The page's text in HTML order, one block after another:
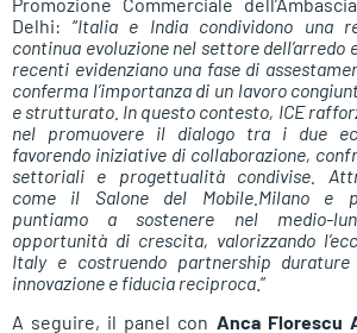
Delhi: “Italia e India condividono una
continua evoluzione nel settore dell’arredo
recenti evidenziano una fase di
conferma l’importanza di un lavoro
e strutturato. In questo contesto, ICE
nel promuovere il dialogo tra i due
favorendo iniziative di collaborazione,
settoriali e progettualità condivise.
come il Salone del Mobile.Milano e
puntiamo a sostenere nel medio-
opportunità di crescita, valorizzando
Italy e costruendo partnership
innovazione e fiducia reciproca .”
A seguire, il panel con Anca Florescu